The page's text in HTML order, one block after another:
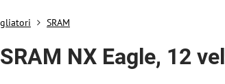
SRAM
NX Eagle, 12